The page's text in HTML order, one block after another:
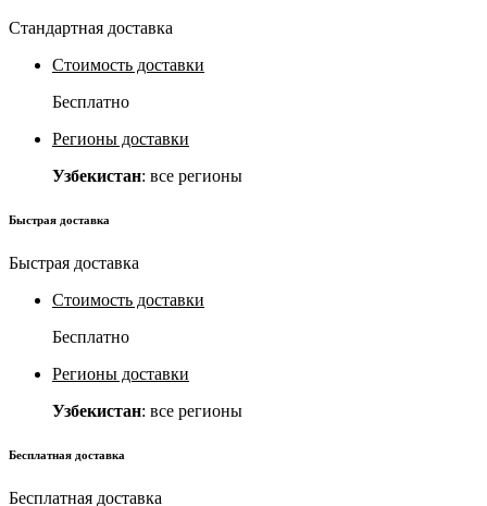
Стандартная доставка
Стоимость доставки
Бесплатно
Регионы доставки
Узбекистан: все регионы
Быстрая доставка
Быстрая доставка
Стоимость доставки
Бесплатно
Регионы доставки
Узбекистан: все регионы
Бесплатная доставка
Бесплатная доставка